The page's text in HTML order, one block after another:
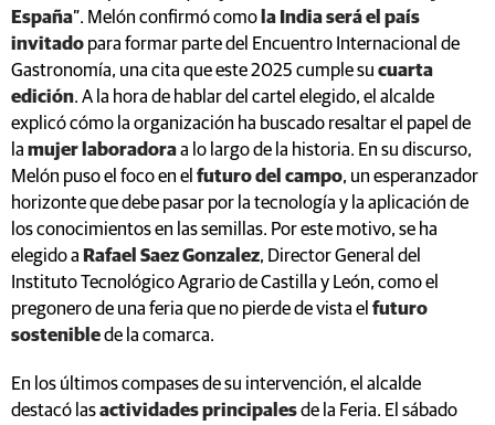
España”. Melón confirmó como la India será el país
invitado para formar parte del Encuentro Internacional de
Gastronomía, una cita que este 2025 cumple su cuarta
edición. A la hora de hablar del cartel elegido, el alcalde
explicó cómo la organización ha buscado resaltar el papel de
la mujer laboradoraa lo largo de la historia. En su discurso,
Melón puso el foco en el futuro del campo, un esperanzador
horizonte que debe pasar por la tecnología y la aplicación de
los conocimientos en las semillas. Por este motivo, se ha
elegido a Rafael Saez Gonzalez, Director General del
Instituto Tecnológico Agrario de Castilla y León, como el
pregonero de una feria que no pierde de vista el futuro
sosteniblede la comarca.
En los últimos compases de su intervención, el alcalde
destacó lasactividades principalesde la Feria. El sábado